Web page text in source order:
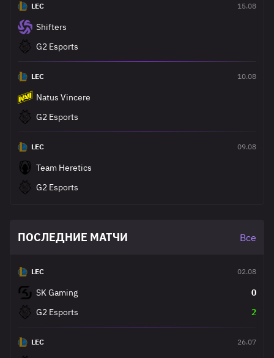
LEC 15.08
Shifters
G2 Esports
LEC 10.08
Natus Vincere
G2 Esports
LEC 09.08
Team Heretics
G2 Esports
ПОСЛЕДНИЕ МАТЧИ Все
LEC 02.08
SK Gaming
0
G2 Esports
2
LEC 26.07